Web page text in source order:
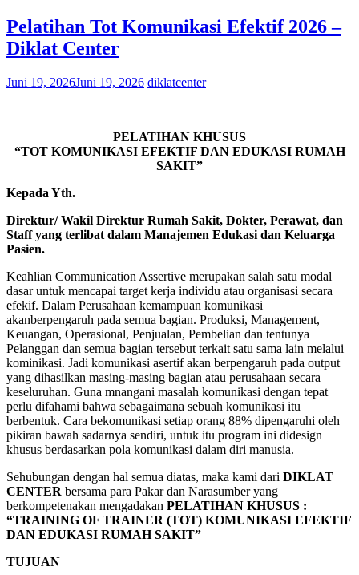
Pelatihan Tot Komunikasi Efektif 2026 –
Diklat Center
Juni 19, 2026Juni 19, 2026 diklatcenter
PELATIHAN KHUSUS
“TOT KOMUNIKASI EFEKTIF DAN EDUKASI RUMAH
SAKIT”
Kepada Yth.
Direktur/ Wakil Direktur Rumah Sakit, Dokter, Perawat, dan
Staff yang terlibat dalam Manajemen Edukasi dan Keluarga
Pasien.
Keahlian Communication Assertive merupakan salah satu modal
dasar untuk mencapai target kerja individu atau organisasi secara
efekif. Dalam Perusahaan kemampuan komunikasi
akanberpengaruh pada semua bagian. Produksi, Management,
Keuangan, Operasional, Penjualan, Pembelian dan tentunya
Pelanggan dan semua bagian tersebut terkait satu sama lain melalui
kominikasi. Jadi komunikasi asertif akan berpengaruh pada output
yang dihasilkan masing-masing bagian atau perusahaan secara
keseluruhan. Guna mnangani masalah komunikasi dengan tepat
perlu difahami bahwa sebagaimana sebuah komunikasi itu
berbentuk. Cara bekomunikasi setiap orang 88% dipengaruhi oleh
pikiran bawah sadarnya sendiri, untuk itu program ini didesign
khusus berdasarkan pola komunikasi dalam diri manusia.
Sehubungan dengan hal semua diatas, maka kami dari DIKLAT
CENTER bersama para Pakar dan Narasumber yang
berkompetenakan mengadakan PELATIHAN KHUSUS :
“TRAINING OF TRAINER (TOT) KOMUNIKASI EFEKTIF
DAN EDUKASI RUMAH SAKIT”
TUJUAN